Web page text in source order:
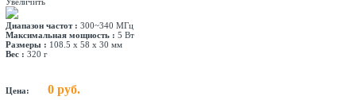
Диапазон частот : 300~340 МГц
Максимальная мощность : 5 Вт
Размеры : 108.5 x 58 x 30 мм
Вес : 320 г
Цена: 0 руб.